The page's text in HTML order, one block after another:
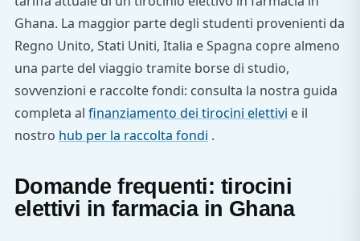
Ghana. La maggior parte degli studenti provenienti da
Regno Unito, Stati Uniti, Italia e Spagna copre almeno
una parte del viaggio tramite borse di studio,
sovvenzioni e raccolte fondi: consulta la nostra guida
completa al finanziamento dei tirocini elettivi e il
nostro hub per la raccolta fondi .
Domande frequenti: tirocini
elettivi in farmacia in Ghana